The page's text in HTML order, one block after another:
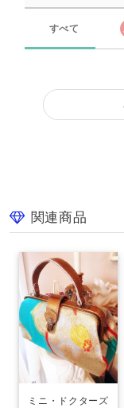
すべて
関連商品
ミニ・ドクターズ